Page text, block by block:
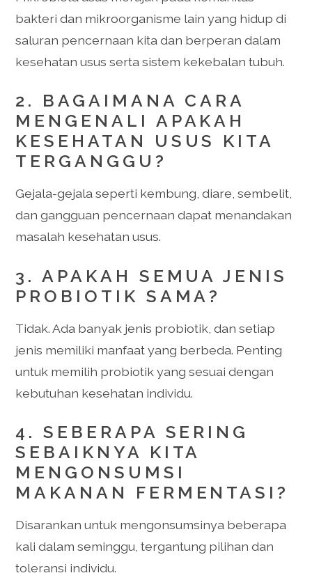
bakteri dan mikroorganisme lain yang hidup di
saluran pencernaan kita dan berperan dalam
kesehatan usus serta sistem kekebalan tubuh.
2. BAGAIMANA CARA
MENGENALI APAKAH
KESEHATAN USUS KITA
TERGANGGU?
Gejala-gejala seperti kembung, diare, sembelit,
dan gangguan pencernaan dapat menandakan
masalah kesehatan usus.
3. APAKAH SEMUA JENIS
PROBIOTIK SAMA?
Tidak. Ada banyak jenis probiotik, dan setiap
jenis memiliki manfaat yang berbeda. Penting
untuk memilih probiotik yang sesuai dengan
kebutuhan kesehatan individu.
4. SEBERAPA SERING
SEBAIKNYA KITA
MENGONSUMSI
MAKANAN FERMENTASI?
Disarankan untuk mengonsumsinya beberapa
kali dalam seminggu, tergantung pilihan dan
toleransi individu.